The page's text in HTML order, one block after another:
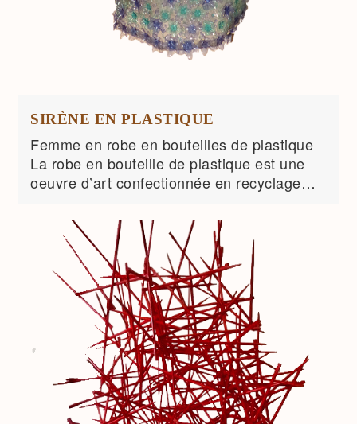
SIRÈNE EN PLASTIQUE
Femme en robe en bouteilles de plastique
La robe en bouteille de plastique est une
oeuvre d’art confectionnée en recyclage…